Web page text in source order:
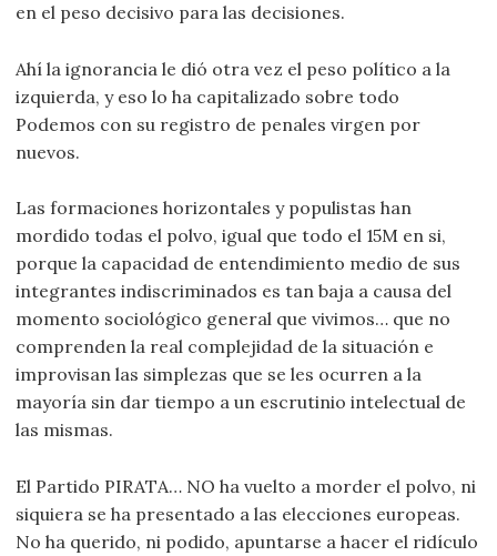
en el peso decisivo para las decisiones.
Ahí la ignorancia le dió otra vez el peso político a la
izquierda, y eso lo ha capitalizado sobre todo
Podemos con su registro de penales virgen por
nuevos.
Las formaciones horizontales y populistas han
mordido todas el polvo, igual que todo el 15M en si,
porque la capacidad de entendimiento medio de sus
integrantes indiscriminados es tan baja a causa del
momento sociológico general que vivimos… que no
comprenden la real complejidad de la situación e
improvisan las simplezas que se les ocurren a la
mayoría sin dar tiempo a un escrutinio intelectual de
las mismas.
El Partido PIRATA… NO ha vuelto a morder el polvo, ni
siquiera se ha presentado a las elecciones europeas.
No ha querido, ni podido, apuntarse a hacer el ridículo